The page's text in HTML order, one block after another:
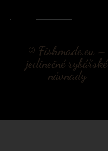
© Fishmade.eu –
jedinečné rybářské
návnady